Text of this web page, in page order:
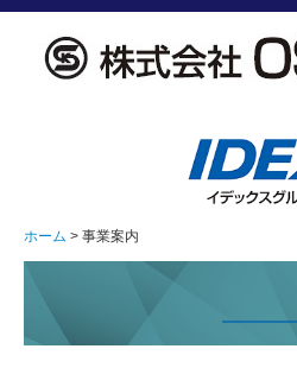
エネルギー設備
水門・その他
ホーム 事業案内